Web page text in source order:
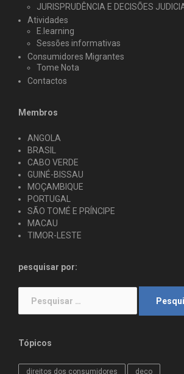
JURISPRUDÊNCIA E DECISÕES
Atividades
E.learning
Sessões informativas
Consumidores Migrantes
Tome Nota
Contactos
Membros
ANGOLA
BRASIL
CABO VERDE
GUINÉ-BISSAU
MOÇAMBIQUE
PORTUGAL
SÃO TOMÉ E PRÍNCIPE
MACAU
TIMOR-LESTE
pesquisar por:
por:
Tópicos
direitos dos consumidores deco